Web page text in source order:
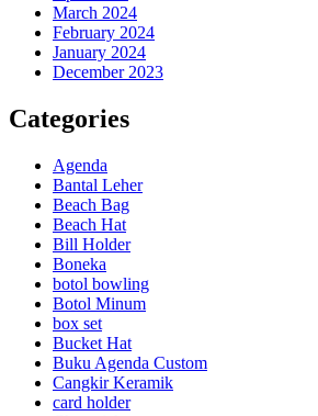
March 2024
February 2024
January 2024
December 2023
Categories
Agenda
Bantal Leher
Beach Bag
Beach Hat
Bill Holder
Boneka
botol bowling
Botol Minum
box set
Bucket Hat
Buku Agenda Custom
Cangkir Keramik
card holder